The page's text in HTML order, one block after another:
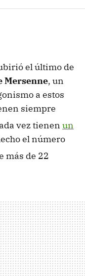
el último de
Mersenne, un
a estos
siempre
vez tienen un
el número
más de 22